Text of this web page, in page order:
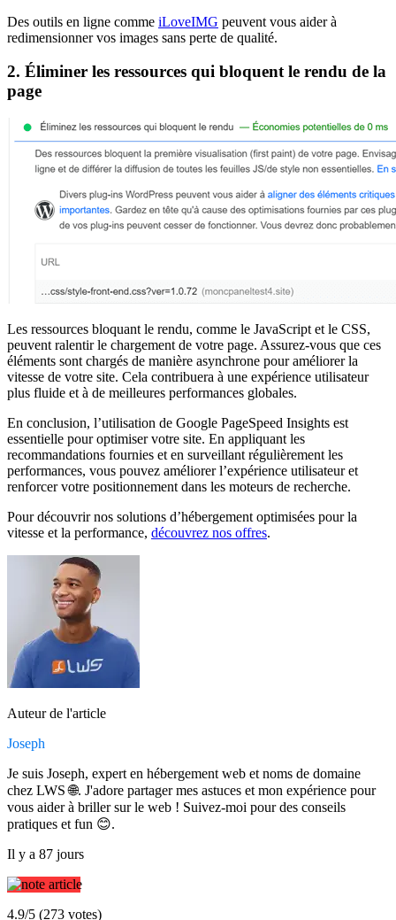
Des outils en ligne comme iLoveIMG peuvent vous aider à
redimensionner vos images sans perte de qualité.
2. Éliminer les ressources qui bloquent le rendu de la
page
Les ressources bloquant le rendu, comme le JavaScript et le CSS,
peuvent ralentir le chargement de votre page. Assurez-vous que ces
éléments sont chargés de manière asynchrone pour améliorer la
vitesse de votre site. Cela contribuera à une expérience utilisateur
plus fluide et à de meilleures performances globales.
En conclusion, l’utilisation de Google PageSpeed Insights est
essentielle pour optimiser votre site. En appliquant les
recommandations fournies et en surveillant régulièrement les
performances, vous pouvez améliorer l’expérience utilisateur et
renforcer votre positionnement dans les moteurs de recherche.
Pour découvrir nos solutions d’hébergement optimisées pour la
vitesse et la performance, découvrez nos offres.
Auteur de l'article
Joseph
Je suis Joseph, expert en hébergement web et noms de domaine
chez LWS 🌐. J'adore partager mes astuces et mon expérience pour
vous aider à briller sur le web ! Suivez-moi pour des conseils
pratiques et fun 😊.
Il y a 87 jours
4.9/5 (273 votes)